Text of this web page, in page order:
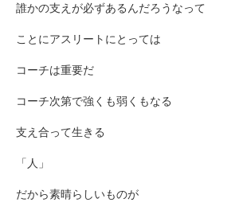
誰かの支えが必ずあるんだろうなって
ことにアスリートにとっては
コーチは重要だ
コーチ次第で強くも弱くもなる
支え合って生きる
「人」
だから素晴らしいものが